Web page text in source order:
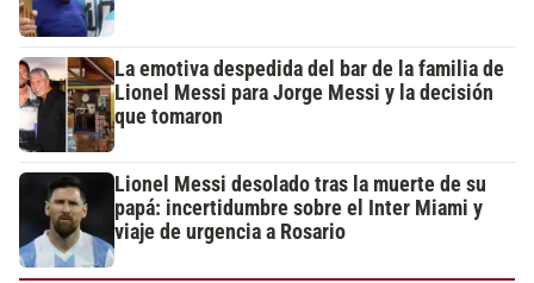
La emotiva despedida del bar de la familia de
Lionel Messi para Jorge Messi y la decisión
que tomaron
Lionel Messi desolado tras la muerte de su
papá: incertidumbre sobre el Inter Miami y
viaje de urgencia a Rosario